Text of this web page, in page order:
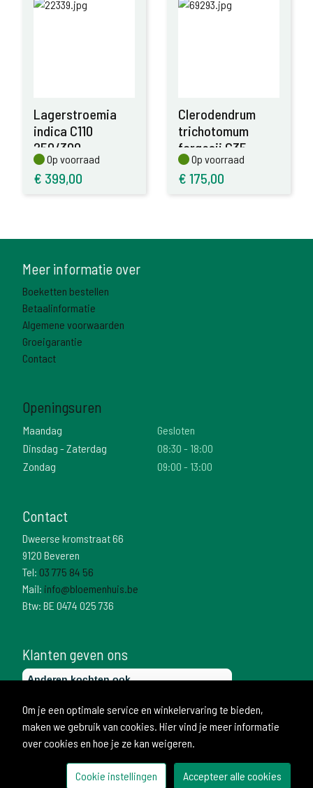
Lagerstroemia
indica C110
250/300
Op voorraad
Op voorraad
€ 399,00
Clerodendrum
trichotomum
fargesii C35
200/250
Op voorraad
Op voorraad
€ 175,00
Meer informatie over
Boeketten bestellen
Betaalinformatie
Algemene voorwaarden
Groeigarantie
Contact
Openingsuren
Maandag
Gesloten
Dinsdag - Zaterdag
08:30 - 18:00
Zondag
09:00 - 13:00
Contact
Dweerse kromstraat 66
9120 Beveren
Tel: 03 775 84 56
Mail: info@bloemenhuis.be
Btw: BE 0474 025 736
Klanten geven ons
Om je een optimale service en winkelervaring te bieden,
maken we gebruik van cookies. Hier vind je meer informatie
over cookies en hoe je ze kan weigeren.
Cookie instellingen Accepteer alle cookies